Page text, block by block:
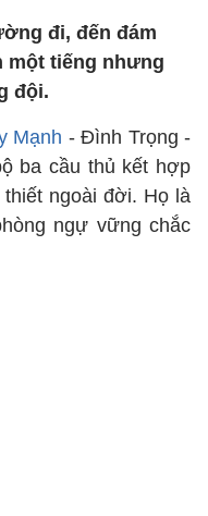
đi, đến đám
một tiếng nhưng
đội.
Mạnh - Đình Trọng -
ba cầu thủ kết hợp
ngoài đời. Họ là
ngự vững chắc